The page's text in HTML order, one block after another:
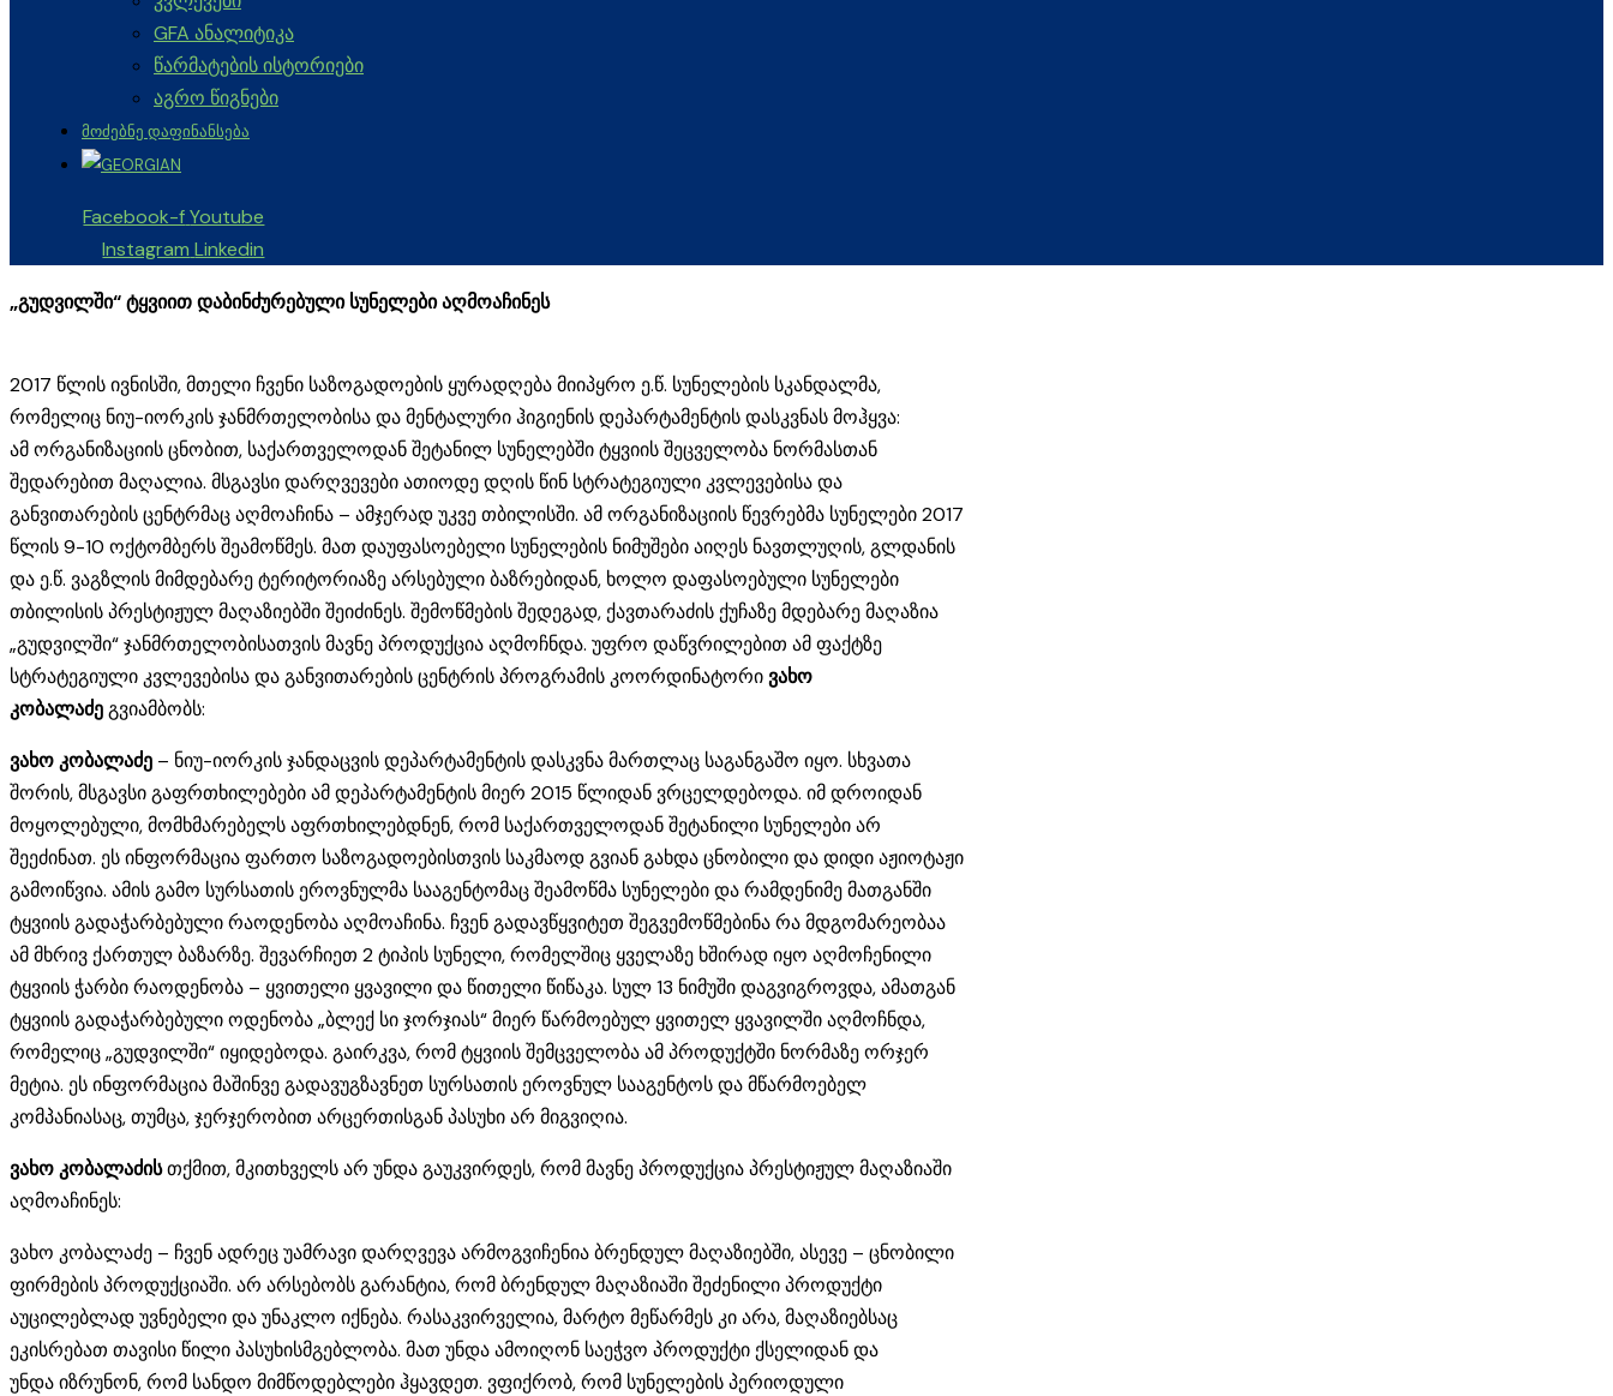
GFA ანალიტიკა
წარმატების ისტორიები
აგრო წიგნები
ᲛᲝᲫᲔᲑᲜᲔ ᲓᲐᲤᲘᲜᲐᲜᲡᲔᲑᲐ
Facebook-f Youtube
Instagram Linkedin
„გუდვილში“ ტყვიით დაბინძურებული სუნელები აღმოაჩინეს
2017 წლის ივნისში, მთელი ჩვენი საზოგადოების ყურადღება მიიპყრო ე.წ. სუნელების სკანდალმა,
რომელიც ნიუ-იორკის ჯანმრთელობისა და მენტალური ჰიგიენის დეპარტამენტის დასკვნას მოჰყვა:
ამ ორგანიზაციის ცნობით, საქართველოდან შეტანილ სუნელებში ტყვიის შეცველობა ნორმასთან
შედარებით მაღალია. მსგავსი დარღვევები ათიოდე დღის წინ სტრატეგიული კვლევებისა და
განვითარების ცენტრმაც აღმოაჩინა – ამჯერად უკვე თბილისში. ამ ორგანიზაციის წევრებმა სუნელები 2017
წლის 9-10 ოქტომბერს შეამოწმეს. მათ დაუფასოებელი სუნელების ნიმუშები აიღეს ნავთლუღის, გლდანის
და ე.წ. ვაგზლის მიმდებარე ტერიტორიაზე არსებული ბაზრებიდან, ხოლო დაფასოებული სუნელები
თბილისის პრესტიჟულ მაღაზიებში შეიძინეს. შემოწმების შედეგად, ქავთარაძის ქუჩაზე მდებარე მაღაზია
„გუდვილში“ ჯანმრთელობისათვის მავნე პროდუქცია აღმოჩნდა. უფრო დაწვრილებით ამ ფაქტზე
სტრატეგიული კვლევებისა და განვითარების ცენტრის პროგრამის კოორდინატორივახო
კობალაძეგვიამბობს:
ვახო კობალაძე – ნიუ-იორკის ჯანდაცვის დეპარტამენტის დასკვნა მართლაც საგანგაშო იყო. სხვათა
შორის, მსგავსი გაფრთხილებები ამ დეპარტამენტის მიერ 2015 წლიდან ვრცელდებოდა. იმ დროიდან
მოყოლებული, მომხმარებელს აფრთხილებდნენ, რომ საქართველოდან შეტანილი სუნელები არ
შეეძინათ. ეს ინფორმაცია ფართო საზოგადოებისთვის საკმაოდ გვიან გახდა ცნობილი და დიდი აჟიოტაჟი
გამოიწვია. ამის გამო სურსათის ეროვნულმა სააგენტომაც შეამოწმა სუნელები და რამდენიმე მათგანში
ტყვიის გადაჭარბებული რაოდენობა აღმოაჩინა. ჩვენ გადავწყვიტეთ შეგვემოწმებინა რა მდგომარეობაა
ამ მხრივ ქართულ ბაზარზე. შევარჩიეთ 2 ტიპის სუნელი, რომელშიც ყველაზე ხშირად იყო აღმოჩენილი
ტყვიის ჭარბი რაოდენობა – ყვითელი ყვავილი და წითელი წიწაკა. სულ 13 ნიმუში დაგვიგროვდა, ამათგან
ტყვიის გადაჭარბებული ოდენობა „ბლექ სი ჯორჯიას“ მიერ წარმოებულ ყვითელ ყვავილში აღმოჩნდა,
რომელიც „გუდვილში“ იყიდებოდა. გაირკვა, რომ ტყვიის შემცველობა ამ პროდუქტში ნორმაზე ორჯერ
მეტია. ეს ინფორმაცია მაშინვე გადავუგზავნეთ სურსათის ეროვნულ სააგენტოს და მწარმოებელ
კომპანიასაც, თუმცა, ჯერჯერობით არცერთისგან პასუხი არ მიგვიღია.
ვახო კობალაძისთქმით, მკითხველს არ უნდა გაუკვირდეს, რომ მავნე პროდუქცია პრესტიჟულ მაღაზიაში
აღმოაჩინეს:
ვახო კობალაძე – ჩვენ ადრეც უამრავი დარღვევა არმოგვიჩენია ბრენდულ მაღაზიებში, ასევე – ცნობილი
ფირმების პროდუქციაში. არ არსებობს გარანტია, რომ ბრენდულ მაღაზიაში შეძენილი პროდუქტი
აუცილებლად უვნებელი და უნაკლო იქნება. რასაკვირველია, მარტო მეწარმეს კი არა, მაღაზიებსაც
ეკისრებათ თავისი წილი პასუხისმგებლობა. მათ უნდა ამოიღონ საეჭვო პროდუქტი ქსელიდან და
უნდა იზრუნონ, რომ სანდო მიმწოდებლები ჰყავდეთ. ვფიქრობ, რომ სუნელების პერიოდული